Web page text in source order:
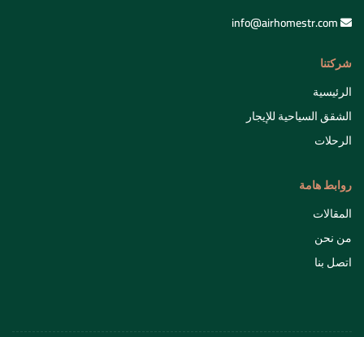
info@airhomestr.com
شركتنا
الرئيسية
الشقق السياحية للإيجار
الرحلات
روابط هامة
المقالات
من نحن
اتصل بنا